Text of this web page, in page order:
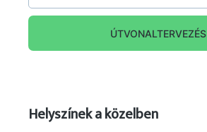
ÚTVONALTERVEZÉS
Helyszínek a közelben